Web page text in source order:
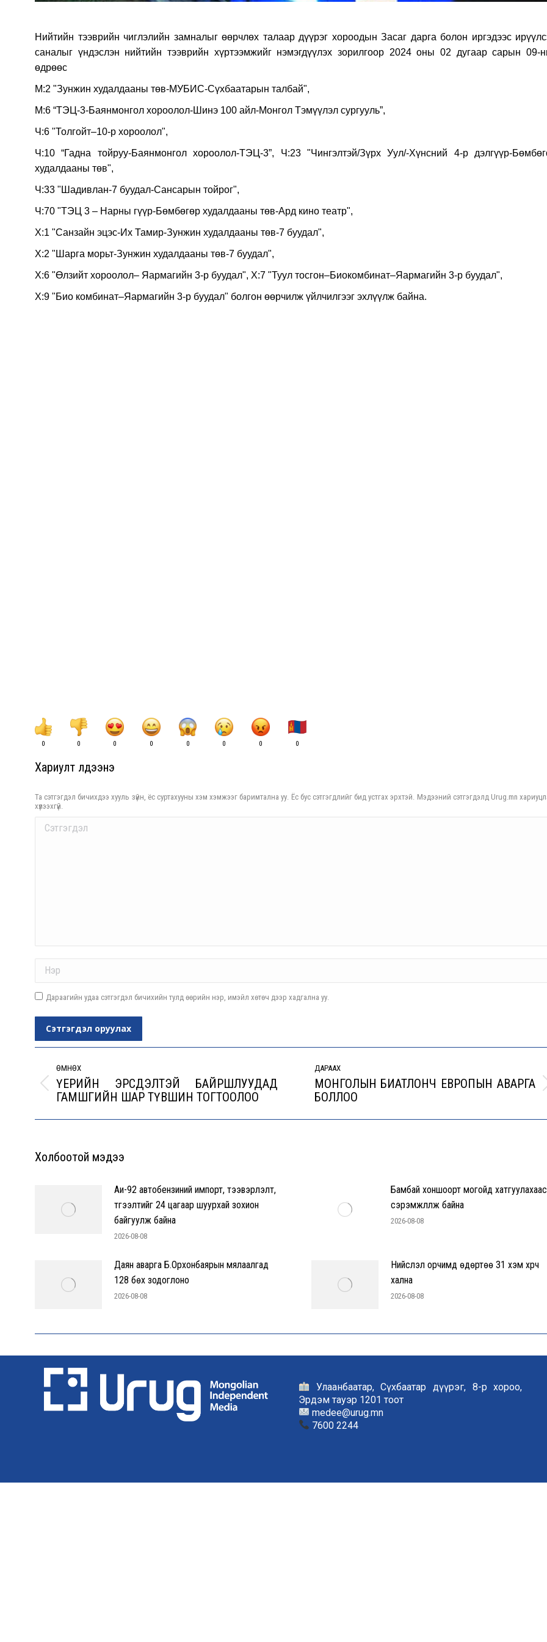
Нийтийн тээврийн чиглэлийн замналыг өөрчлөх талаар дүүрэг хороодын Засаг дарга болон иргэдээс
саналыг үндэслэн нийтийн тээврийн хүртээмжийг нэмэгдүүлэх зорилгоор 2024 оны 02 дугаар сарын 09-
өдрөөс
М:2 "Зунжин худалдааны төв-МУБИС-Сүхбаатарын талбай",
М:6 “ТЭЦ-3-Баянмонгол хороолол-Шинэ 100 айл-Монгол Тэмүүлэл сургууль”,
Ч:6 "Толгойт–10-р хороолол",
Ч:10 “Гадна тойруу-Баянмонгол хороолол-ТЭЦ-3”, Ч:23 "Чингэлтэй/Зүрх Уул/-Хүнсний 4-р дэлгүүр-
худалдааны төв",
Ч:33 "Шадивлан-7 буудал-Сансарын тойрог",
Ч:70 "ТЭЦ 3 – Нарны гүүр-Бөмбөгөр худалдааны төв-Ард кино театр",
Х:1 "Санзайн эцэс-Их Тамир-Зунжин худалдааны төв-7 буудал",
Х:2 "Шарга морьт-Зунжин худалдааны төв-7 буудал",
Х:6 "Өлзийт хороолол– Яармагийн 3-р буудал", Х:7 "Туул тосгон–Биокомбинат–Яармагийн 3-р буудал",
Х:9 "Био комбинат–Яармагийн 3-р буудал" болгон өөрчилж үйлчилгээг эхлүүлж байна.
0 0 0 0 0 0 0 0
Хариулт үлдээнэ үү
Та сэтгэгдэл бичихдээ хууль зүйн, ёс суртахууны хэм хэмжээг баримтална уу. Ёс бус сэтгэгдлийг бид устгах эрхтэй. Мэдээний сэтгэгдэлд Urug.mn
хүлээхгүй.
Comment
Дараагийн удаа сэтгэгдэл бичихийн тулд өөрийн нэр, имэйл хөтөч дээр хадгална уу.
Сэтгэгдэл оруулах
navigation
ӨМНӨХ
Previous
ҮЕРИЙН ЭРСДЭЛТЭЙ БАЙРШЛУУДАД
ГАМШГИЙН ШАР ТҮВШИН ТОГТООЛОО
ДАРААХ
Next
МОНГОЛЫН БИАТЛОНЧ ЕВРОПЫН АВАРГА
БОЛЛОО
Холбоотой мэдээ
Аи-92 автобензиний импорт, тээвэрлэлт,
түгээлтийг 24 цагаар шуурхай зохион
байгуулж байна
2026-08-08
Бамбай хоншоорт могойд хатгуулахаас
сэрэмжлүүлж байна
2026-08-08
Даян аварга Б.Орхонбаярын мялаалгад
128 бөх зодоглоно
2026-08-08
Нийслэл орчимд өдөртөө 31 хэм хүрч
хална
2026-08-08
Улаанбаатар, Сүхбаатар дүүрэг, 8-р хороо,
Эрдэм тауэр 1201 тоот
medee@urug.mn
7600 2244